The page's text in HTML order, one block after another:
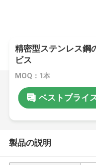
精密型ステンレス鋼
ビス
MOQ：1本
ベストプライ
製品の説明